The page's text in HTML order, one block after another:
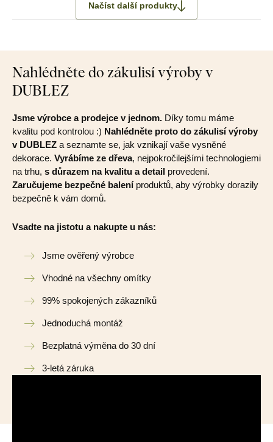
Načíst další produkty
Nahlédněte do zákulisí výroby v
DUBLEZ
Jsme výrobce a prodejce v jednom. Díky tomu máme
kvalitu pod kontrolou :) Nahlédněte proto do zákulisí výroby
v DUBLEZ a seznamte se, jak vznikají vaše vysněné
dekorace. Vyrábíme ze dřeva, nejpokročilejšími technologiemi
na trhu, s důrazem na kvalitu a detail provedení.
Zaručujeme bezpečné baleníproduktů, aby výrobky dorazily
bezpečně k vám domů.
Vsadte na jistotu a nakupte u nás:
Jsme ověřený výrobce
Vhodné na všechny omítky
99% spokojených zákazníků
Jednoduchá montáž
Bezplatná výměna do 30 dní
3-letá záruka